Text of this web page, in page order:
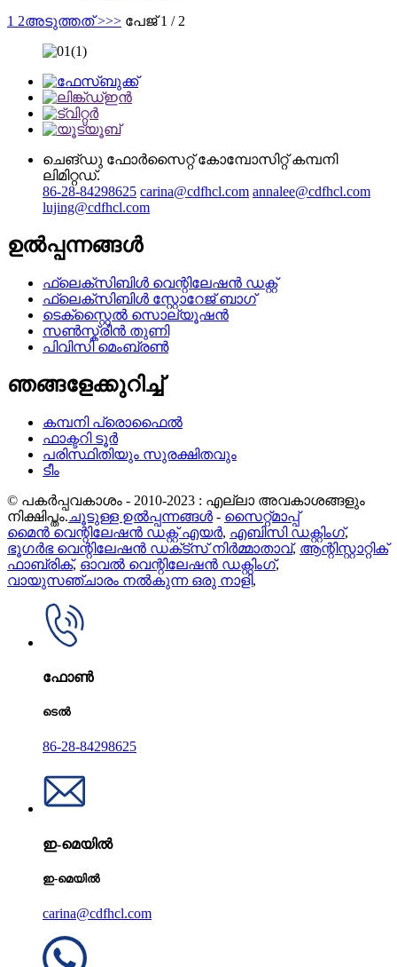
1 2അടുത്തത് >>> പേജ് 1 / 2
ചെങ്‌ഡു ഫോർ‌സൈറ്റ് കോമ്പോസിറ്റ് കമ്പനി
ലിമിറ്റഡ്.
86-28-84298625 carina@cdfhcl.com annalee@cdfhcl.com
lujing@cdfhcl.com
ഉൽപ്പന്നങ്ങൾ
ഫ്ലെക്സിബിൾ വെന്റിലേഷൻ ഡക്റ്റ്
ഫ്ലെക്സിബിൾ സ്റ്റോറേജ് ബാഗ്
ടെക്സ്റ്റൈൽ സൊല്യൂഷൻ
സൺസ്ക്രീൻ തുണി
പിവിസി മെംബ്രൺ
ഞങ്ങളേക്കുറിച്ച്
കമ്പനി പ്രൊഫൈൽ
ഫാക്ടറി ടൂർ
പരിസ്ഥിതിയും സുരക്ഷിതവും
ടീം
© പകർപ്പവകാശം - 2010-2023 : എല്ലാ അവകാശങ്ങളും
നിക്ഷിപ്തം. ചൂടുള്ള ഉൽപ്പന്നങ്ങൾ - സൈറ്റ്മാപ്പ്
മൈൻ വെന്റിലേഷൻ ഡക്റ്റ് എയർ, എബിസി ഡക്റ്റിംഗ്,
ഭൂഗർഭ വെന്റിലേഷൻ ഡക്‌ട്‌സ് നിർമ്മാതാവ്, ആന്റിസ്റ്റാറ്റിക്
ഫാബ്രിക്, ഓവൽ വെന്റിലേഷൻ ഡക്റ്റിംഗ്,
വായുസഞ്ചാരം നൽകുന്ന ഒരു നാളി,
ഫോൺ
ടെൽ
86-28-84298625
ഇ-മെയിൽ
ഇ-മെയിൽ
carina@cdfhcl.com